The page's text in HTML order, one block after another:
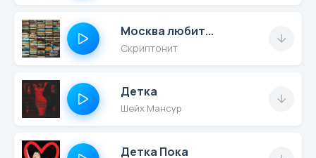
Москва любит...
Скриптонит
Детка
Шейх Мансур
Детка Пока